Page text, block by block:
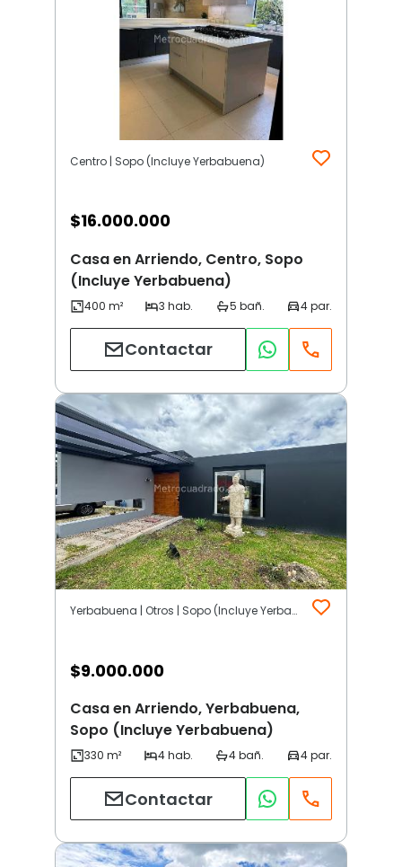
Centro | Sopo (Incluye Yerbabuena)
$16.000.000
Casa en Arriendo, Centro, Sopo
(Incluye Yerbabuena)
Contactar
Yerbabuena | Otros | Sopo (Incluye Yerbabuena)
$9.000.000
Casa en Arriendo, Yerbabuena,
Sopo (Incluye Yerbabuena)
Contactar